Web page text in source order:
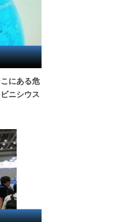
にある危
ニシウス